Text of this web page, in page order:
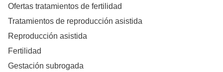
Ofertas tratamientos de fertilidad
Tratamientos de reproducción asistida
Reproducción asistida
Fertilidad
Gestación subrogada